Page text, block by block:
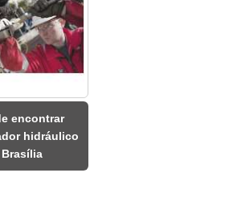
encontrar
hidráulico
Brasília